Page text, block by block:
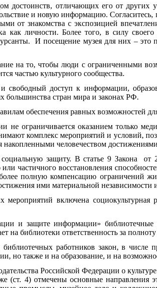
достоинств, отличающих его от
и новую информацию.
от знакомства с экспозицией
как личности. Более того, в силу
И посещение музея для них –
то, чтобы люди с ограниченными
частью культурного сообщества.
доступ к информации,
большинства стран мира и законах РФ.
обеспечения равных возможностей
не ограничивается оказанием только
комплекс мероприятий и условий,
накопленными человечеством
социальную защиту. В статье 9 Закона
частичного восстановления
полную компенсацию ограничений
ими материальной независимости
включена социокультурная
и защите информации»
на библиотеки ответственность за
работников закон, в числе
но также и на образование, и на
Российской Федерации о
(ст. 4) отмечены основные